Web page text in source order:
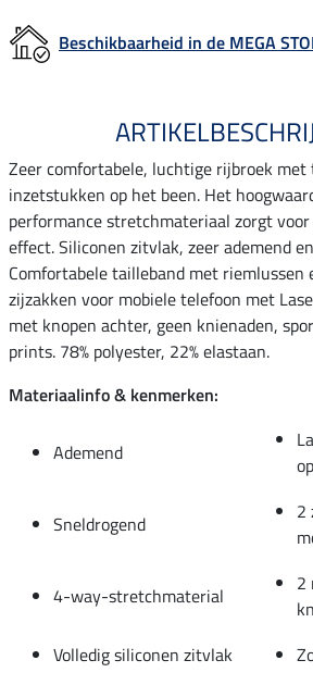
Beschikbaarheid in de MEGA
Zeer comfortabele, luchtige rijbroek
inzetstukken op het been. Het
performance stretchmateriaal zorgt
effect. Siliconen zitvlak, zeer ademend
Comfortabele tailleband met riemlussen
zijzakken voor mobiele telefoon met
met knopen achter, geen knienaden,
prints. 78% polyester, 22% elastaan.
Materiaalinfo & kenmerken:
Ademend
Sneldrogend
2
4-way-stretchmaterial
2
Volledig siliconen zitvlak